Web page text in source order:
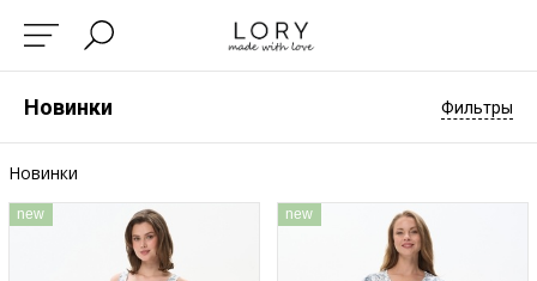
Новинки Фильтры
Новинки
new new